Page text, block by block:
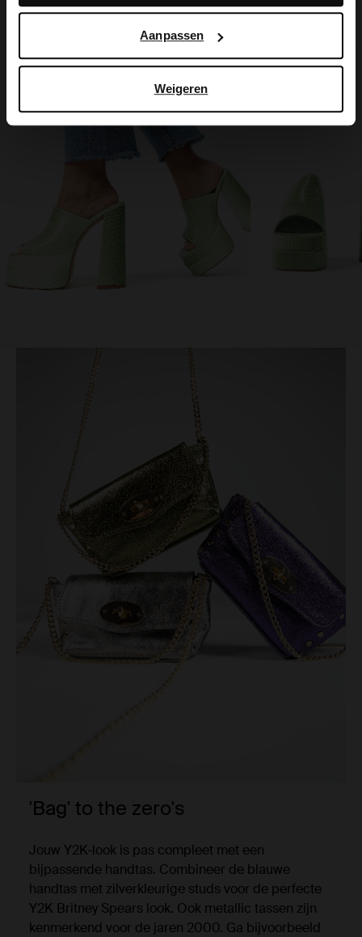
Aanpassen
Weigeren
'Bag' to the zero's
Jouw Y2K-look is pas compleet met een
bijpassende handtas. Combineer de blauwe
handtas met zilverkleurige studs voor de perfecte
Y2K Britney Spears look. Ook metallic tassen zijn
kenmerkend voor de jaren 2000. Ga bijvoorbeeld